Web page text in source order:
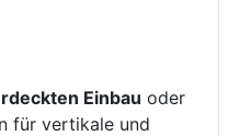
Einbau oder
für vertikale und